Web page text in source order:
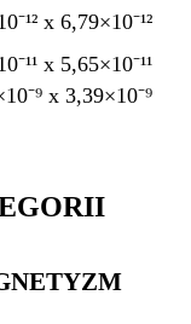
x 6,79×10⁻¹²
x 5,65×10⁻¹¹
x 3,39×10⁻⁹